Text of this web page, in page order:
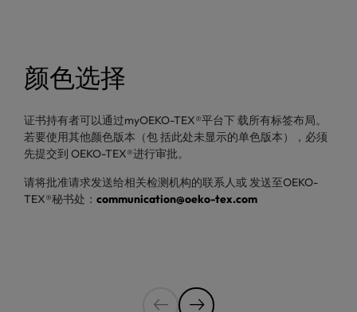
颜色选择
证书持有者可以通过myOEKO-TEX®平台下 载所有标签布局。
若要使用其他颜色版本（包 括此处未显示的单色版本），必须
先提交到 OEKO-TEX®进行审批。
请将批准请求发送给相关检测机构的联系人或 发送至OEKO-
TEX®秘书处： communication@oeko-tex.com